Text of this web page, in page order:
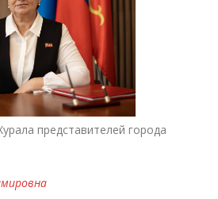
представителей города